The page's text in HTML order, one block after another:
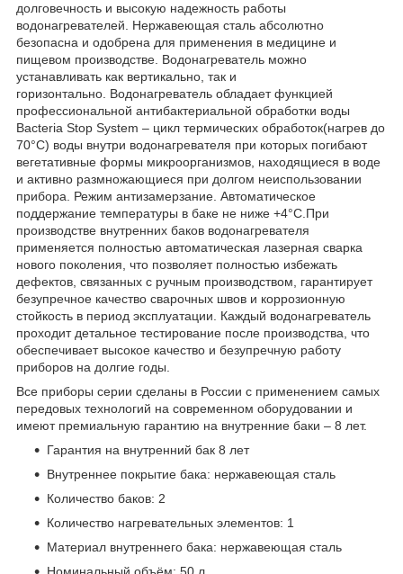
долговечность и высокую надежность работы
водонагревателей. Нержавеющая сталь абсолютно
безопасна и одобрена для применения в медицине и
пищевом производстве. Водонагреватель можно
устанавливать как вертикально, так и
горизонтально. Водонагреватель обладает функцией
профессиональной антибактериальной обработки воды
Bacteria Stop System – цикл термических обработок(нагрев до
70°С) воды внутри водонагревателя при которых погибают
вегетативные формы микроорганизмов, находящиеся в воде
и активно размножающиеся при долгом неиспользовании
прибора. Режим антизамерзание. Автоматическое
поддержание температуры в баке не ниже +4°С.При
производстве внутренних баков водонагревателя
применяется полностью автоматическая лазерная сварка
нового поколения, что позволяет полностью избежать
дефектов, связанных с ручным производством, гарантирует
безупречное качество сварочных швов и коррозионную
стойкость в период эксплуатации. Каждый водонагреватель
проходит детальное тестирование после производства, что
обеспечивает высокое качество и безупречную работу
приборов на долгие годы.
Все приборы серии сделаны в России с применением самых
передовых технологий на современном оборудовании и
имеют премиальную гарантию на внутренние баки – 8 лет.
Гарантия на внутренний бак 8 лет
Внутреннее покрытие бака: нержавеющая сталь
Количество баков: 2
Количество нагревательных элементов: 1
Материал внутреннего бака: нержавеющая сталь